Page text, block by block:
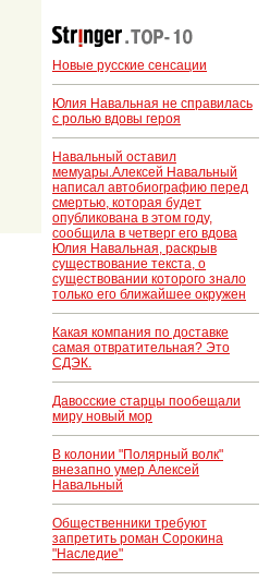
своим
дипломатам
Новые русские сенсации
Юлия Навальная не справилась
с ролью вдовы героя
Навальный оставил
мемуары.Алексей Навальный
написал автобиографию перед
смертью, которая будет
опубликована в этом году,
сообщила в четверг его вдова
Юлия Навальная, раскрыв
существование текста, о
существовании которого знало
только его ближайшее окружен
Какая компания по доставке
самая отвратительная? Это
СДЭК.
Давосские старцы пообещали
миру новый мор
В колонии "Полярный волк"
внезапно умер Алексей
Навальный
Общественники требуют
запретить роман Сорокина
"Наследие"